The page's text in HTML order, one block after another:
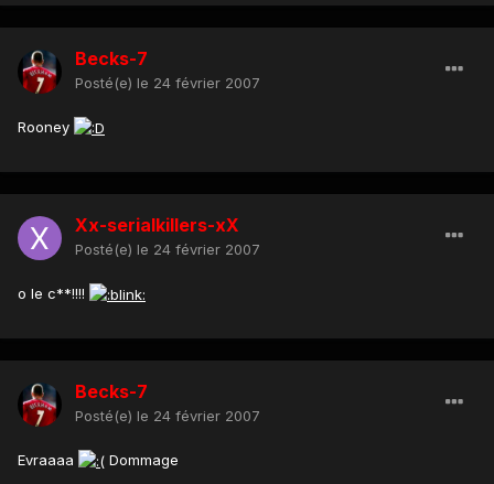
Becks-7
Posté(e) le 24 février 2007
Rooney
Xx-serialkillers-xX
Posté(e) le 24 février 2007
o le c**!!!!
Becks-7
Posté(e) le 24 février 2007
Evraaaa Dommage